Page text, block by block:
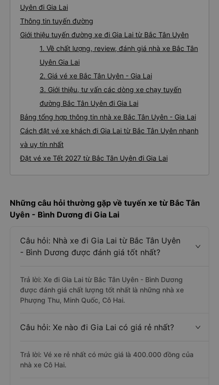
Uyên đi Gia Lai
Thông tin tuyến đường
Giới thiệu tuyến đường xe đi Gia Lai từ Bắc Tân Uyên
1. Về chất lượng, review, đánh giá nhà xe Bắc Tân
Uyên Gia Lai
2. Giá vé xe Bắc Tân Uyên - Gia Lai
3. Giới thiệu, tư vấn các dòng xe chạy tuyến
đường Bắc Tân Uyên đi Gia Lai
Bảng tổng hợp thông tin nhà xe Bắc Tân Uyên - Gia Lai
Cách đặt vé xe khách đi Gia Lai từ Bắc Tân Uyên nhanh
và uy tín nhất
Đặt vé xe Tết 2027 từ Bắc Tân Uyên đi Gia Lai
Những câu hỏi thường gặp về tuyến xe từ Bắc Tân
Uyên - Bình Dương đi Gia Lai
Câu hỏi: Nhà xe đi Gia Lai từ Bắc Tân Uyên
- Bình Dương được đánh giá tốt nhất?
Trả lời: Xe đi Gia Lai từ Bắc Tân Uyên - Bình Dương
được đánh giá chất lượng tốt nhất là những nhà xe
Phượng Thu, Minh Quốc, Cô Hai.
Câu hỏi: Xe nào đi Gia Lai có giá rẻ nhất?
Trả lời: Vé xe rẻ nhất có mức giá là 400.000 đồng của
nhà xe Cô Hai.